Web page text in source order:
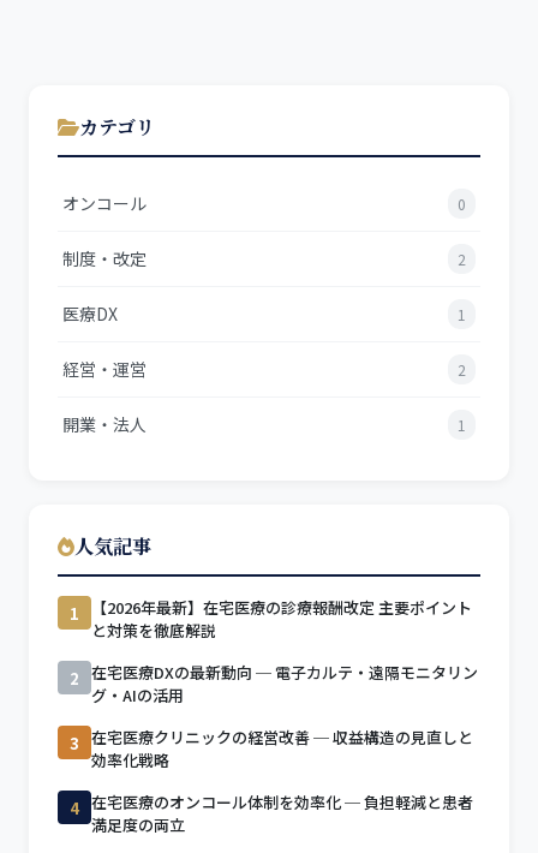
カテゴリ
オンコール 0
制度・改定 2
医療DX 1
経営・運営 2
開業・法人 1
人気記事
1
【2026年最新】在宅医療の診療報酬改定 主要ポイント
と対策を徹底解説
2 在宅医療DXの最新動向 ─ 電子カルテ・遠隔モニタリン
グ・AIの活用
3 在宅医療クリニックの経営改善 ─ 収益構造の見直しと
効率化戦略
4 在宅医療のオンコール体制を効率化 ─ 負担軽減と患者
満足度の両立